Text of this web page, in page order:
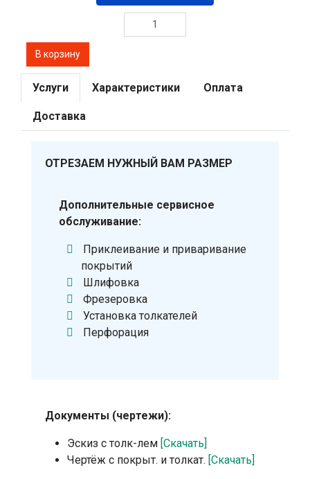
Услуги Характеристики Оплата
Доставка
ОТРЕЗАЕМ НУЖНЫЙ ВАМ РАЗМЕР
Дополнительные сервисное
обслуживание:
Приклеивание и приваривание
покрытий
Шлифовка
Фрезеровка
Установка толкателей
Перфорация
Документы (чертежи):
Эскиз с толк-лем [Скачать]
Чертёж с покрыт. и толкат. [Скачать]